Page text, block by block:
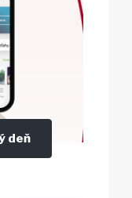
deň